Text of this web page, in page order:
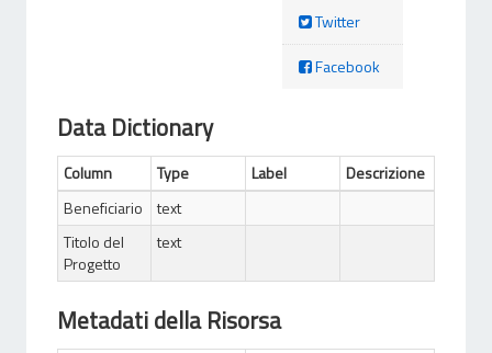
Twitter
Facebook
Data Dictionary
Column Type Label
Descrizione
Beneficiario
text
Titolo del
Progetto
text
Metadati della Risorsa